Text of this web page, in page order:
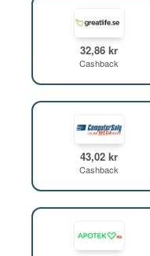
32,86 kr
Cashback
43,02 kr
Cashback